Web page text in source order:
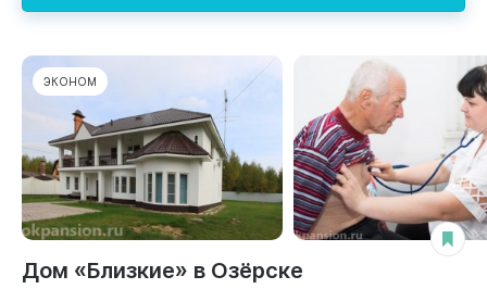
ЭКОНОМ
Дом «Близкие» в Озёрске